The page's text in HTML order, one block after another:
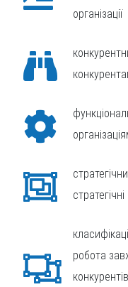
організації
робота